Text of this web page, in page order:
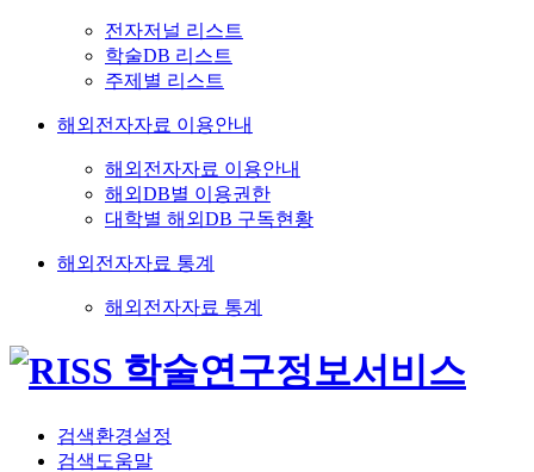
전자저널 리스트
학술DB 리스트
주제별 리스트
해외전자자료 이용안내
해외전자자료 이용안내
해외DB별 이용권한
대학별 해외DB 구독현황
해외전자자료 통계
해외전자자료 통계
검색환경설정
검색도움말